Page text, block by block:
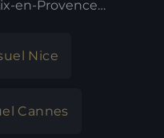
en-Provence…
Nice
Cannes